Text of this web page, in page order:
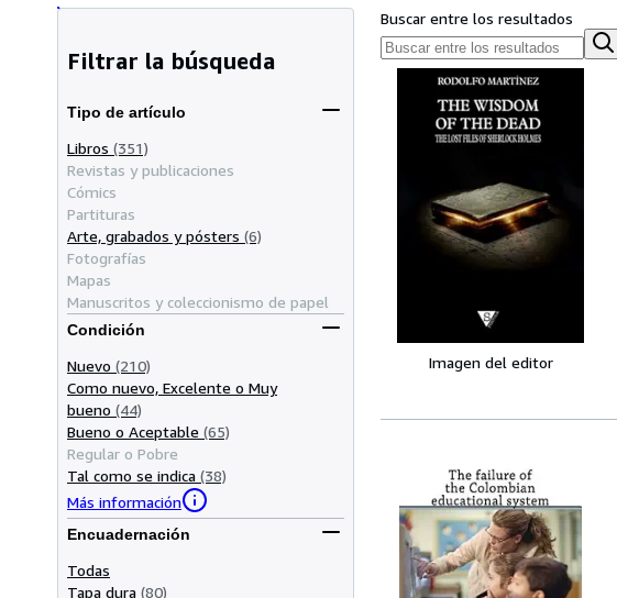
Filtrar la búsqueda
Tipo de artículo
Libros (351)
Revistas y publicaciones
Cómics
Partituras
Arte, grabados y pósters (6)
Fotografías
Mapas
Manuscritos y coleccionismo de papel
Condición
Nuevo (210)
Como nuevo, Excelente o Muy
bueno (44)
Bueno o Aceptable (65)
Regular o Pobre
Tal como se indica (38)
Más información
Encuadernación
Todas
Tapa dura (80)
Buscar entre los resultados
Imagen del editor